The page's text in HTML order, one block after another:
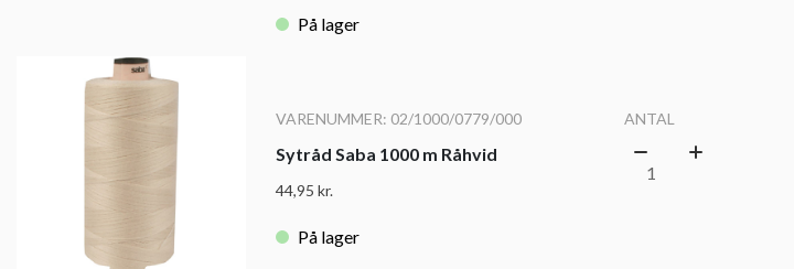
På lager
VARENUMMER: 02/1000/0779/000
Sytråd Saba 1000 m Råhvid
44,95kr.
På lager
ANTAL